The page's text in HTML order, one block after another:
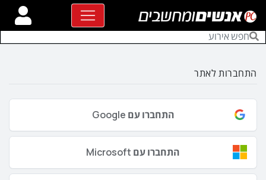
התחברות לאתר
התחברו עם Google
התחברו עם Microsoft